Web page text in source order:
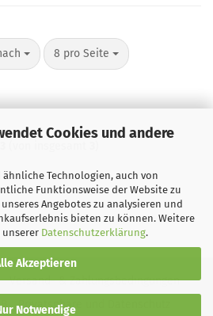
Cookies und andere
Technologien, auch von
Funktionsweise der Website zu
Angebotes zu analysieren und
bieten zu können. Weitere
Datenschutzerklärung.
Akzeptieren
Notwendige
8 pro Seite
pro Seite
Versand- & Zahlungsbedingungen
Privatsphäre und Datenschutz